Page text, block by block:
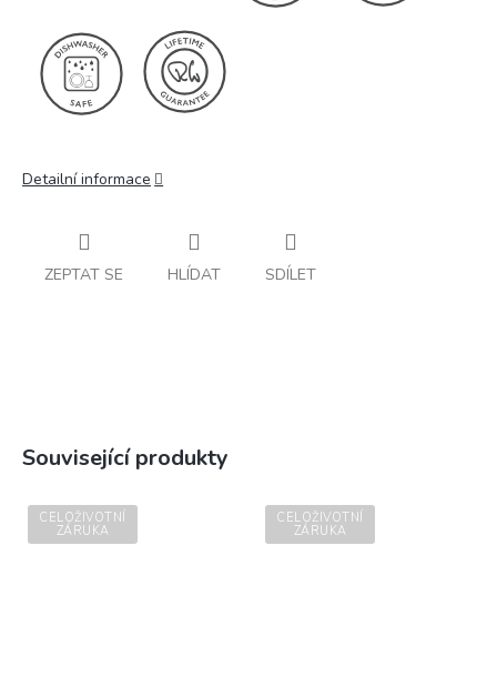
Detailní informace
ZEPTAT SE HLÍDAT SDÍLET
Související produkty
CELOŽIVOTNÍ
ZÁRUKA
CELOŽIVOTNÍ
ZÁRUKA